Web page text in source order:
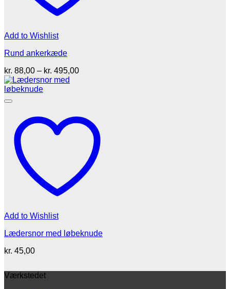
Add to Wishlist
Rund ankerkæde
kr. 88,00 – kr. 495,00Prisinterval:
Add to Wishlist
Lædersnor med løbeknude
kr. 45,00
Værkstedet